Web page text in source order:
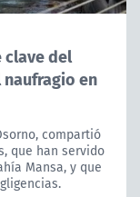
clave del
en
compartió
que han servido
Mansa, y que